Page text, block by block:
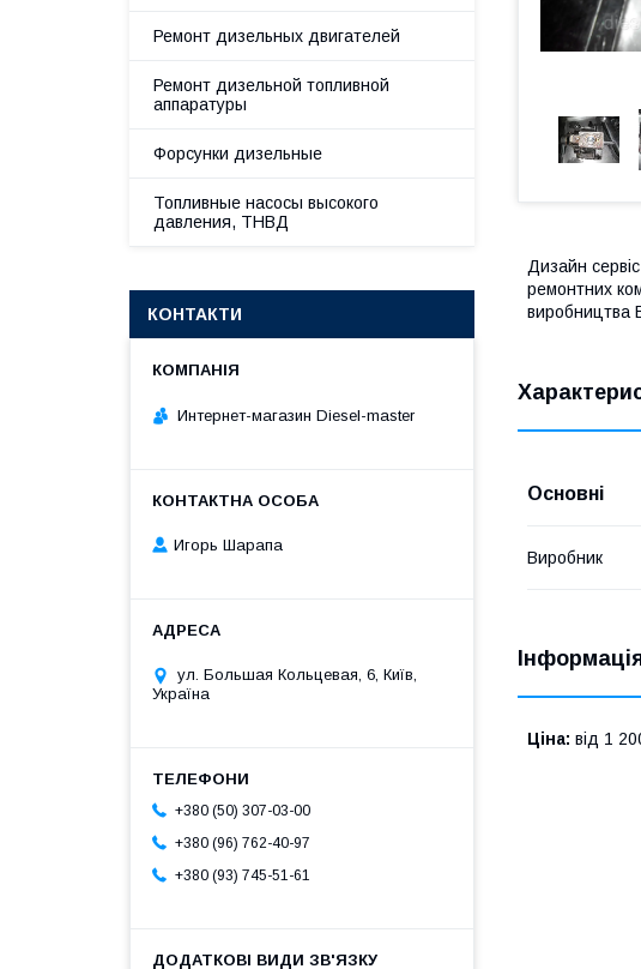
Дизайн
ремонтних
виробництва
Основні
Виробник
Ціна: від 1
Ремонт дизельных двигателей
Ремонт дизельной топливной
аппаратуры
Форсунки дизельные
Топливные насосы высокого
давления, ТНВД
КОНТАКТИ
Интернет-магазин Diesel-master
Игорь Шарапа
ул. Большая Кольцевая, 6, Київ,
Україна
+380 (50) 307-03-00
+380 (96) 762-40-97
+380 (93) 745-51-61